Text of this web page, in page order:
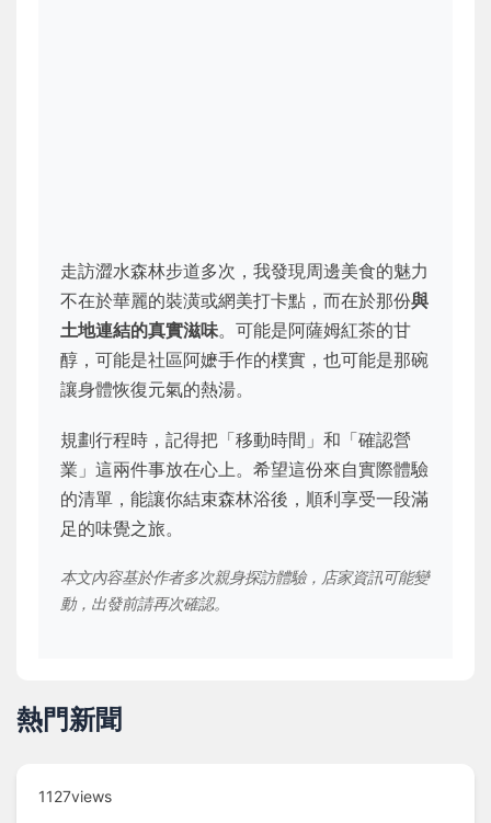
走訪澀水森林步道多次，我發現周邊美食的魅力
不在於華麗的裝潢或網美打卡點，而在於那份與
土地連結的真實滋味。可能是阿薩姆紅茶的甘
醇，可能是社區阿嬷手作的樸實，也可能是那碗
讓身體恢復元氣的熱湯。
規劃行程時，記得把「移動時間」和「確認營
業」這兩件事放在心上。希望這份來自實際體驗
的清單，能讓你結束森林浴後，順利享受一段滿
足的味覺之旅。
本文內容基於作者多次親身探訪體驗，店家資訊可能變
動，出發前請再次確認。
熱門新聞
1127views